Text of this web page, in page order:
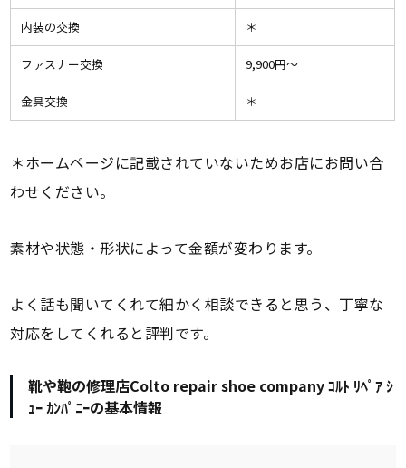
内装の交換 ＊
ファスナー交換 9,900円〜
金具交換 ＊
＊ホームページに記載されていないためお店にお問い合
わせください。
素材や状態・形状によって金額が変わります。
よく話も聞いてくれて細かく相談できると思う、丁寧な
対応をしてくれると評判です。
靴や鞄の修理店Colto repair shoe company ｺﾙﾄ ﾘﾍﾟｱ ｼ
ｭｰ ｶﾝﾊﾟﾆｰの基本情報